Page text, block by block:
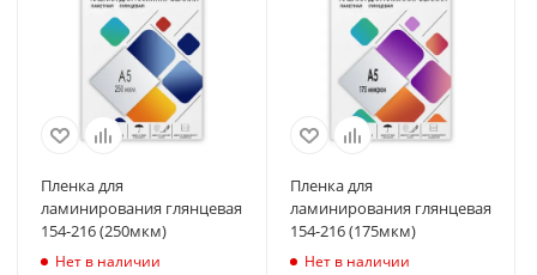
Пленка для
ламинирования глянцевая
154-216 (250мкм)
Нет в наличии
Пленка для
ламинирования глянцевая
154-216 (175мкм)
Нет в наличии